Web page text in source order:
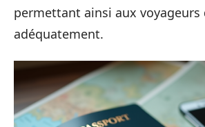
permettant ainsi aux voyageurs
adéquatement.